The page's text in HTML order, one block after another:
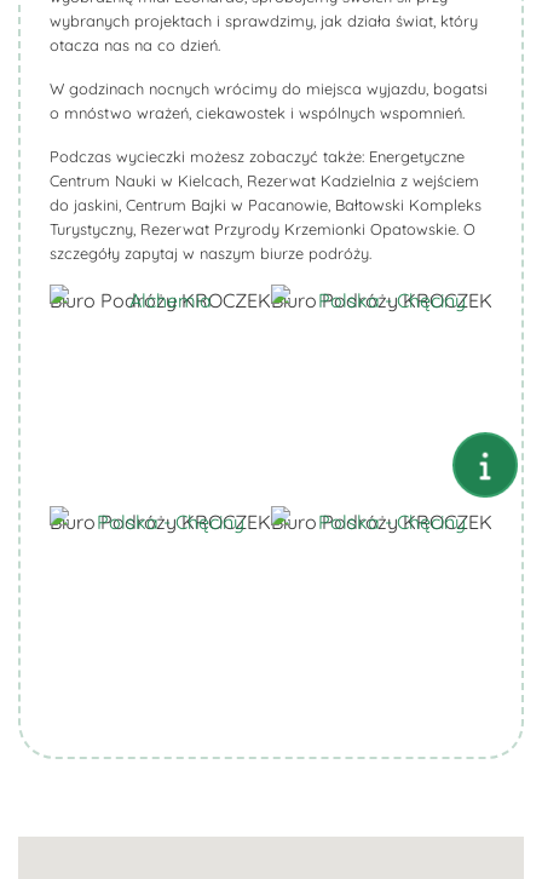
wybranych projektach i sprawdzimy, jak działa świat, który
otacza nas na co dzień.
W godzinach nocnych wrócimy do miejsca wyjazdu, bogatsi
o mnóstwo wrażeń, ciekawostek i wspólnych wspomnień.
Podczas wycieczki możesz zobaczyć także: Energetyczne
Centrum Nauki w Kielcach, Rezerwat Kadzielnia z wejściem
do jaskini, Centrum Bajki w Pacanowie, Bałtowski Kompleks
Turystyczny, Rezerwat Przyrody Krzemionki Opatowskie. O
szczegóły zapytaj w naszym biurze podróży.
Biuro Podróży KROCZEKBiuro Podróży KROCZEK
Biuro Podróży KROCZEKBiuro Podróży KROCZEK